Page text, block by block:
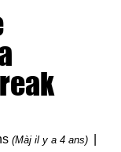
(Màj il y a 4 ans)